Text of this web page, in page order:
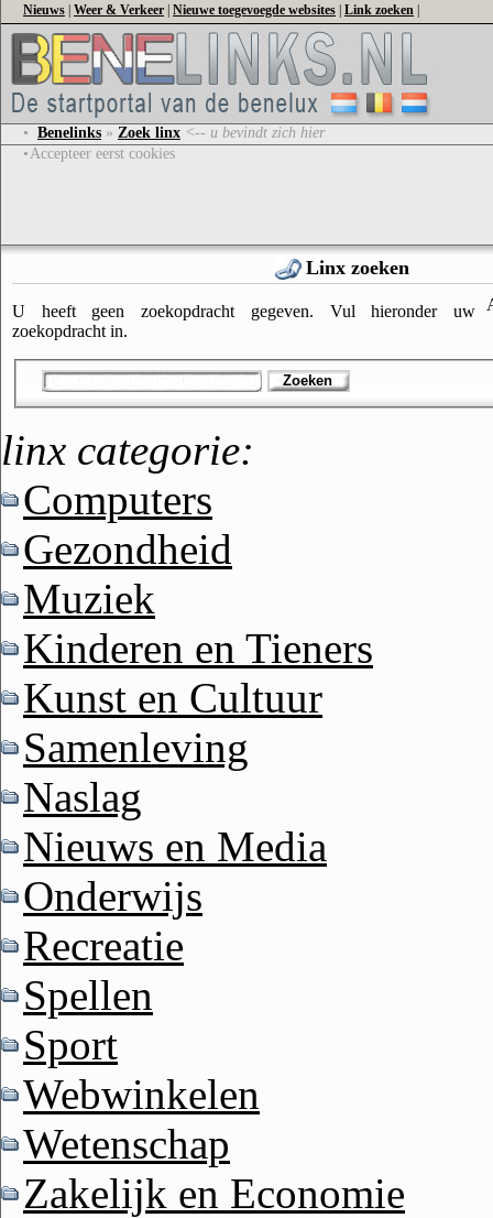
Nieuws Weer & Verkeer Nieuwe toegevoegde websites Link zoeken
• Benelinks » Zoek linx <-- u bevindt zich hier
•Accepteer eerst cookies
Linx zoeken
U heeft geen zoekopdracht gegeven. Vul hieronder uw
zoekopdracht in.
Zoeken
linx categorie:
Computers
Gezondheid
Muziek
Kinderen en Tieners
Kunst en Cultuur
Samenleving
Naslag
Nieuws en Media
Onderwijs
Recreatie
Spellen
Sport
Webwinkelen
Wetenschap
Zakelijk en Economie